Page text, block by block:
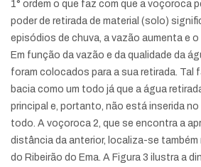
1° ordem o que faz com que a voçoroca
poder de retirada de material (solo)
episódios de chuva, a vazão aumenta e
Em função da vazão e da qualidade da
foram colocados para a sua retirada. Tal
bacia como um todo já que a água
principal e, portanto, não está inserida
todo. A voçoroca 2, que se encontra a
distância da anterior, localiza-se também
do Ribeirão do Ema. A Figura 3 ilustra a